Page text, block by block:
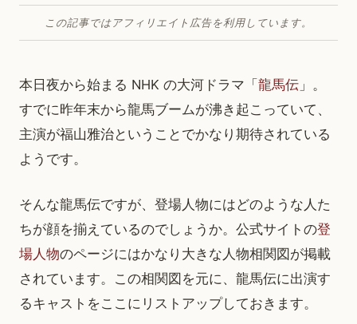
この記事ではアフィリエイト広告を利用しています。
本日夜から始まる NHK の大河ドラマ「 龍馬伝 」。
すでに昨年末から龍馬ブームが沸き起こっていて、
主演が福山雅治ということでかなり期待されている
ようです。
そんな龍馬伝ですが、登場人物にはどのような人た
ちが顔を揃えているのでしょうか。公式サイトの登
場人物のページにはかなり大きな人物相関図が掲載
されています。この相関図を元に、龍馬伝に出演す
るキャストをここにリストアップしておきます。